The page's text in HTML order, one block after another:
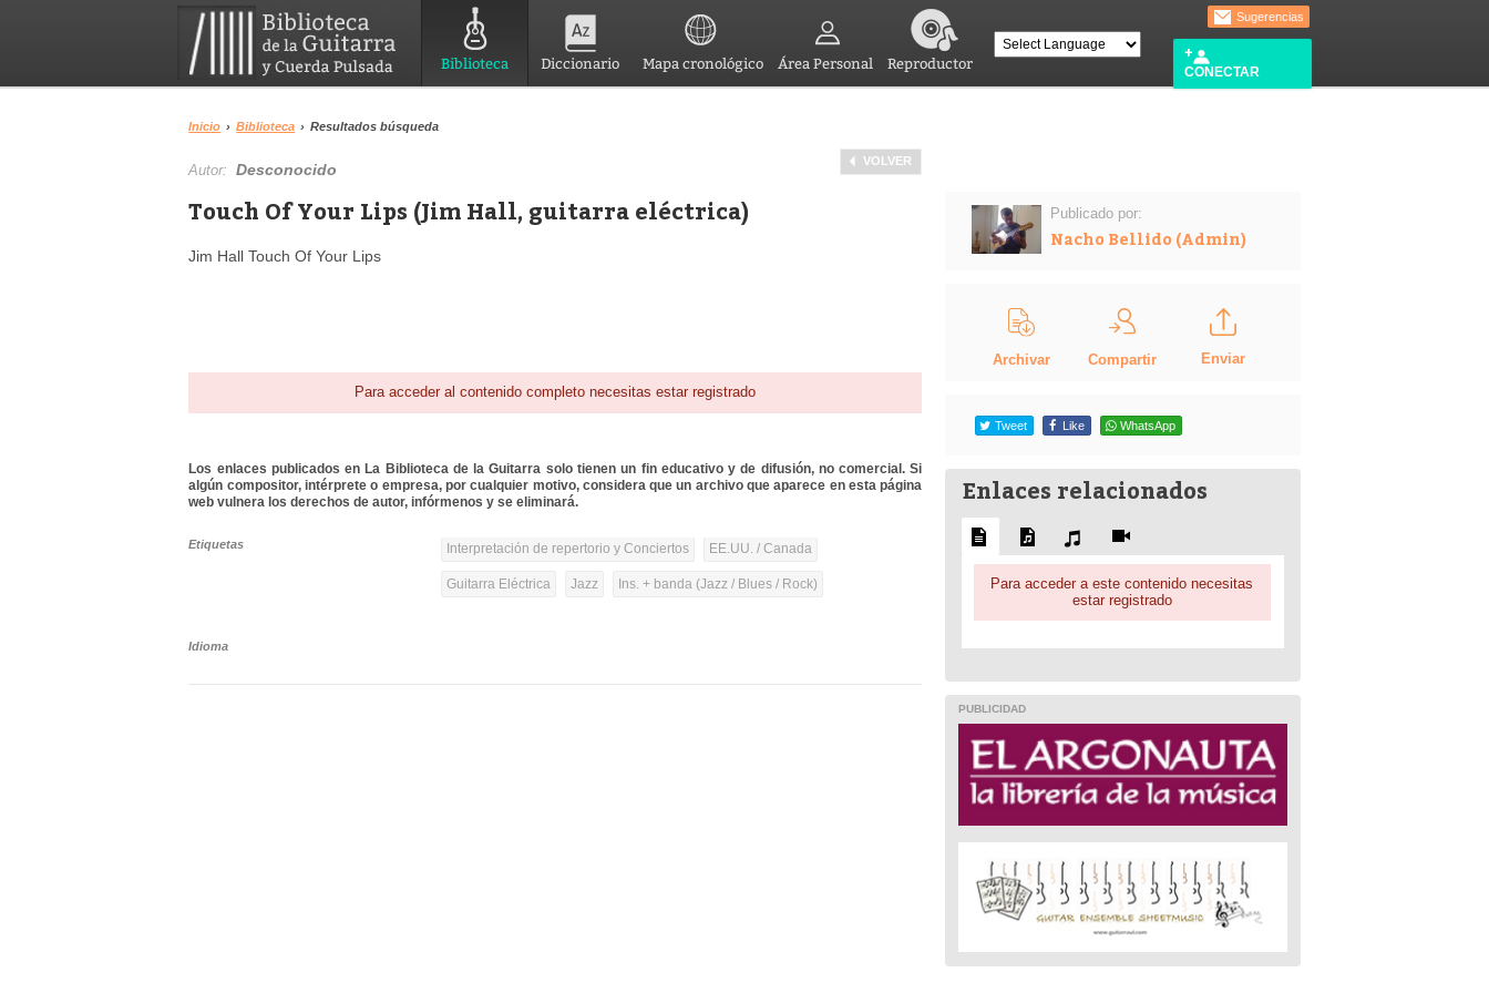
Biblioteca Diccionario Mapa cronológico Área Personal Reproductor
Sugerencias
CONECTAR
Inicio › Biblioteca › Resultados búsqueda
VOLVER
Autor:Desconocido
Touch Of Your Lips (Jim Hall, guitarra eléctrica)
Jim Hall Touch Of Your Lips
Para acceder al contenido completo necesitas estar registrado
Los enlaces publicados en La Biblioteca de la Guitarra solo tienen un fin educativo y de difusión, no comercial. Si
algún compositor, intérprete o empresa, por cualquier motivo, considera que un archivo que aparece en esta página
web vulnera los derechos de autor, infórmenos y se eliminará.
Etiquetas Interpretación de repertorio y Conciertos EE.UU. / Canada
Guitarra Eléctrica Jazz Ins. + banda (Jazz / Blues / Rock)
Idioma
Publicado por:
Nacho Bellido (Admin)
Archivar Compartir Enviar
Tweet Like WhatsApp
Enlaces relacionados
Para acceder a este contenido necesitas
estar registrado
PUBLICIDAD